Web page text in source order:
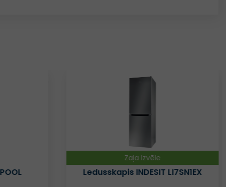
Ledusskapis WHIRLPOOL
W7X92OOX